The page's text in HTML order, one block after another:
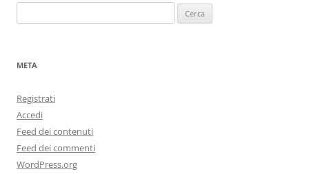
per:
META
Registrati
Accedi
Feed dei contenuti
Feed dei commenti
WordPress.org